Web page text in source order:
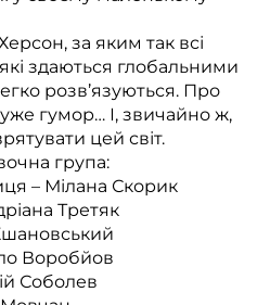
за яким так всі
здаються глобальними
розв’язуються. Про
гумор… І, звичайно ж,
цей світ.
група:
– Мілана Скорик
Третяк
Воробйов
Соболев